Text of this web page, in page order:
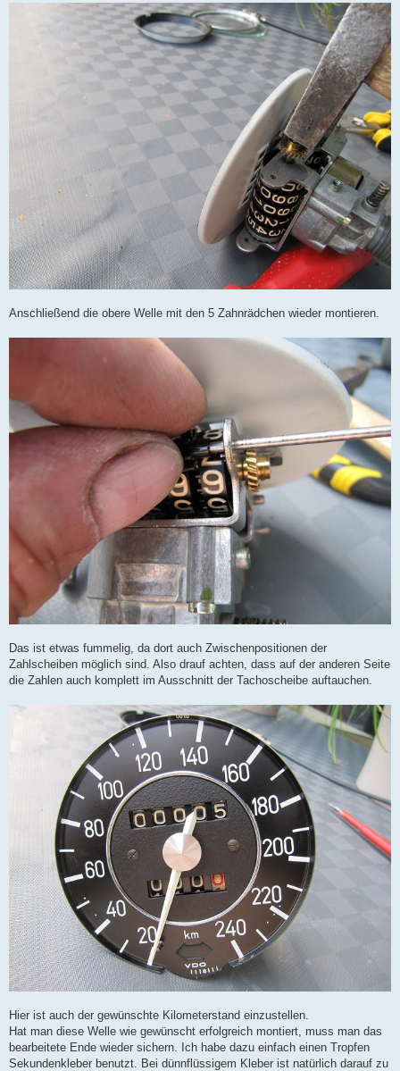
Anschließend die obere Welle mit den 5 Zahnrädchen wieder montieren.
Das ist etwas fummelig, da dort auch Zwischenpositionen der
Zahlscheiben möglich sind. Also drauf achten, dass auf der anderen Seite
die Zahlen auch komplett im Ausschnitt der Tachoscheibe auftauchen.
Hier ist auch der gewünschte Kilometerstand einzustellen.
Hat man diese Welle wie gewünscht erfolgreich montiert, muss man das
bearbeitete Ende wieder sichern. Ich habe dazu einfach einen Tropfen
Sekundenkleber benutzt. Bei dünnflüssigem Kleber ist natürlich darauf zu